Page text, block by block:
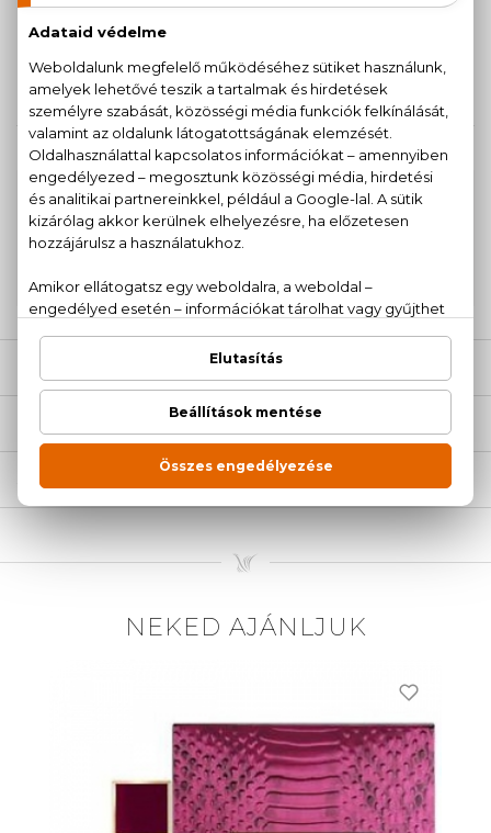
KAPCSOLÓDÓ TERMÉKEK
100% eredeti termékek,14 napos visszaküldési
garanciával
Kérdésed van, elakadtál? Hívd ügyfélszolgálatunkat:
NEKED AJÁNLJUK